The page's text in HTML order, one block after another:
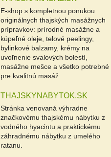
E-shop s kompletnou ponukou
originálnych thajských masážnych
prípravkov: prírodné masážne a
kúpeľné oleje, telové peelingy,
bylinkové balzamy, krémy na
uvoľnenie svalových bolestí,
masážne mešce a všetko potrebné
pre kvalitnú masáž.
THAJSKYNABYTOK.SK
Stránka venovaná výhradne
značkovému thajskému nábytku z
vodného hyacintu a praktickému
záhradnému nábytku z umelého
ratanu.